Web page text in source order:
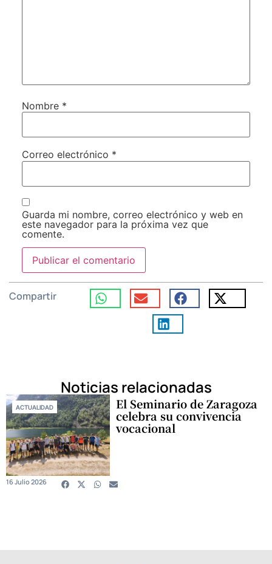
Nombre *
Correo electrónico *
Guarda mi nombre, correo electrónico y web en
este navegador para la próxima vez que
comente.
Compartir
Noticias relacionadas
ACTUALIDAD El Seminario de Zaragoza
celebra su convivencia
vocacional
16 Julio 2026